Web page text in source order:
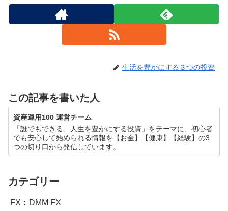
生活を豊かにする３つの投資
この記事を書いた人
資産運用100 運営チーム
「誰でもできる、人生を豊かにする投資」をテーマに、初心者
でも安心して始められる情報を【お金】【健康】【経験】の3
つの切り口から発信しています。
カテゴリー
FX︰DMM FX